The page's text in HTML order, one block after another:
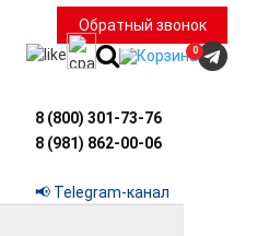
Обратный звонок
0
8 (800) 301-73-76
8 (981) 862-00-06
📢 Telegram-канал